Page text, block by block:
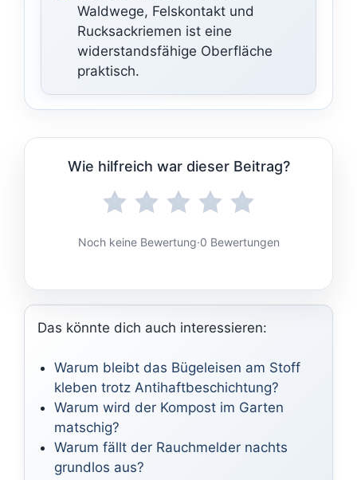
Waldwege, Felskontakt und
Rucksackriemen ist eine
widerstandsfähige Oberfläche
praktisch.
Wie hilfreich war dieser Beitrag?
Noch keine Bewertung·0 Bewertungen
Das könnte dich auch interessieren:
Warum bleibt das Bügeleisen am Stoff
kleben trotz Antihaftbeschichtung?
Warum wird der Kompost im Garten
matschig?
Warum fällt der Rauchmelder nachts
grundlos aus?